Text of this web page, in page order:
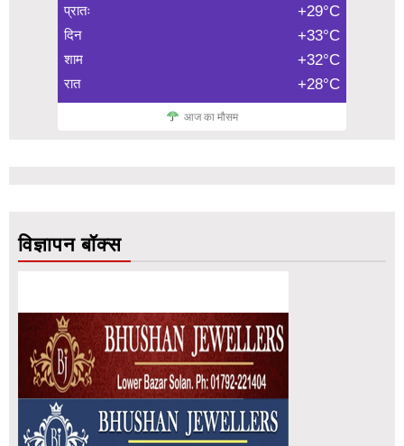
प्रातः +29°C
दिन +33°C
शाम +32°C
रात +28°C
आज का मौसम
विज्ञापन बॉक्स